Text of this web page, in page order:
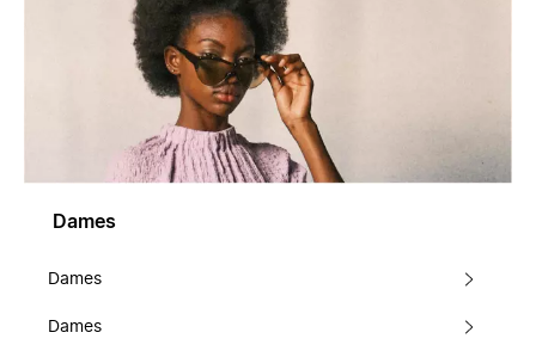
Dames
Dames
Dames